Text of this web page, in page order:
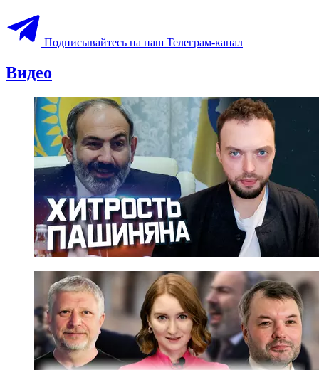
Подписывайтесь на наш Телеграм-канал
Видео